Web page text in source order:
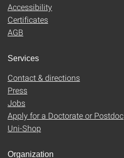
Accessibility
Certificates
AGB
Services
Contact & directions
Press
Jobs
Apply for a Doctorate or Postdoc
Uni-Shop
Organization